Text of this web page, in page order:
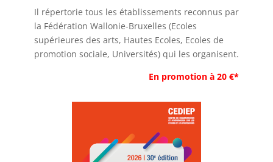
Il répertorie tous les établissements reconnus par
la Fédération Wallonie-Bruxelles (Ecoles
supérieures des arts, Hautes Ecoles, Ecoles de
promotion sociale, Universités) qui les organisent.
En promotion à 20 €*